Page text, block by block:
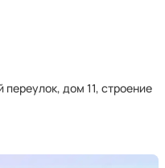
дом 11, строение